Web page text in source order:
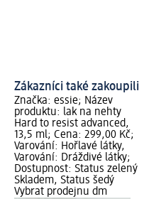
Zákazníci také zakoupili
Značka: essie; Název
produktu: lak na nehty
Hard to resist advanced,
13,5 ml; Cena: 299,00 Kč;
Varování: Hořlavé látky,
Varování: Dráždivé látky;
Dostupnost: Status zelený
Skladem, Status šedý
Vybrat prodejnu dm